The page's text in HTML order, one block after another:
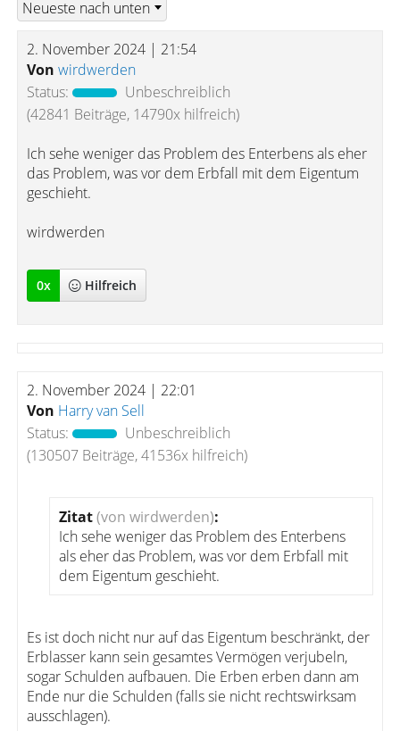
2. November 2024 | 21:54
Von wirdwerden
Status:
Unbeschreiblich
(42841 Beiträge, 14790x hilfreich)
Ich sehe weniger das Problem des Enterbens als eher
das Problem, was vor dem Erbfall mit dem Eigentum
geschieht.
wirdwerden
0x Hilfreich
2. November 2024 | 22:01
Von Harry van Sell
Status:
Unbeschreiblich
(130507 Beiträge, 41536x hilfreich)
Zitat(von wirdwerden):
Ich sehe weniger das Problem des Enterbens
als eher das Problem, was vor dem Erbfall mit
dem Eigentum geschieht.
Es ist doch nicht nur auf das Eigentum beschränkt, der
Erblasser kann sein gesamtes Vermögen verjubeln,
sogar Schulden aufbauen. Die Erben erben dann am
Ende nur die Schulden (falls sie nicht rechtswirksam
ausschlagen).